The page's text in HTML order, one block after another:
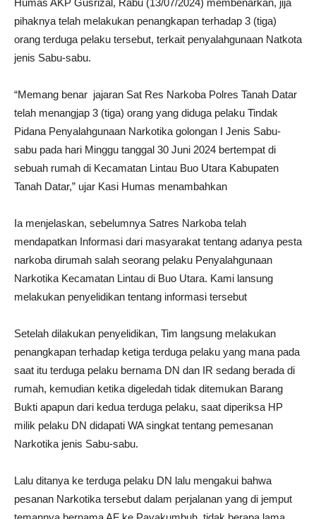
Humas AKP Gusrizal, Rabu (13/07/2024) membenarkan, jija
pihaknya telah melakukan penangkapan terhadap 3 (tiga)
orang terduga pelaku tersebut, terkait penyalahgunaan Natkota
jenis Sabu-sabu.
“Memang benar jajaran Sat Res Narkoba Polres Tanah Datar
telah menangjap 3 (tiga) orang yang diduga pelaku Tindak
Pidana Penyalahgunaan Narkotika golongan I Jenis Sabu-
sabu pada hari Minggu tanggal 30 Juni 2024 bertempat di
sebuah rumah di Kecamatan Lintau Buo Utara Kabupaten
Tanah Datar,” ujar Kasi Humas menambahkan
Ia menjelaskan, sebelumnya Satres Narkoba telah
mendapatkan Informasi dari masyarakat tentang adanya pesta
narkoba dirumah salah seorang pelaku Penyalahgunaan
Narkotika Kecamatan Lintau di Buo Utara. Kami lansung
melakukan penyelidikan tentang informasi tersebut
Setelah dilakukan penyelidikan, Tim langsung melakukan
penangkapan terhadap ketiga terduga pelaku yang mana pada
saat itu terduga pelaku bernama DN dan IR sedang berada di
rumah, kemudian ketika digeledah tidak ditemukan Barang
Bukti apapun dari kedua terduga pelaku, saat diperiksa HP
milik pelaku DN didapati WA singkat tentang pemesanan
Narkotika jenis Sabu-sabu.
Lalu ditanya ke terduga pelaku DN lalu mengakui bahwa
pesanan Narkotika tersebut dalam perjalanan yang di jemput